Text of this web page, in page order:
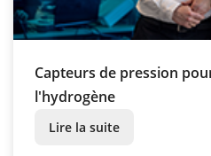
Capteurs de pression
l'hydrogène
Lire la suite